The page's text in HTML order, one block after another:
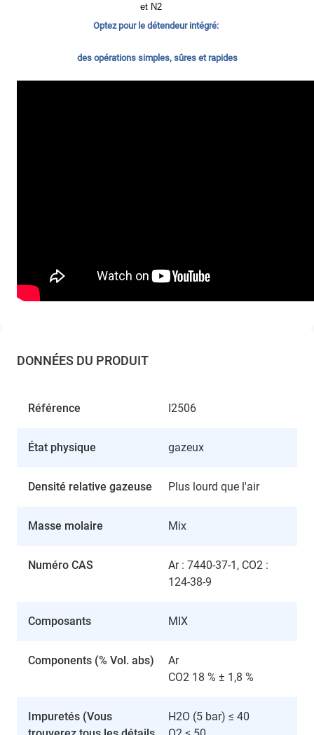
et N2
Optez pour le détendeur intégré:
des opérations simples, sûres et rapides
DONNÉES DU PRODUIT
Référence I2506
État physique gazeux
Densité relative gazeuse Plus lourd que l'air
Masse molaire Mix
Numéro CAS
Ar : 7440-37-1, CO2 :
124-38-9
Composants MIX
Components (% Vol. abs)
Ar
CO2 18 % ± 1,8 %
Impuretés (Vous
H2O (5 bar) ≤ 40